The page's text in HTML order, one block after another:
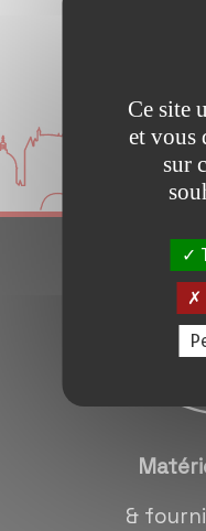
&
Ce site
et vous
sur